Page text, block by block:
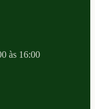
às 16:00